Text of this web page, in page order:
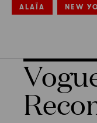
ALAÏA NEW